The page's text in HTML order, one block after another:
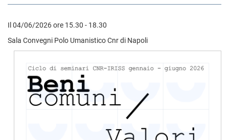
Il 04/06/2026 ore 15.30 - 18.30
Sala Convegni Polo Umanistico Cnr di Napoli